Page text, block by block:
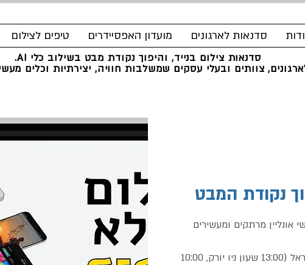
סדנאות לארגונים מועדון האפסיידרים טיפים לצילום
סדנאות צילום בנייד, והיפוך נקודת מבט בשילוב כלי AI.
צוותים ובעלי עסקים שמשלבות חוויה, יצירתיות וכלים
נקודת המבט
מרתקים ומעשירים
המפגשים יתקיימו בשעה 20:00 שעון ישראל (13:00 שעון ניו יורק, 10:00